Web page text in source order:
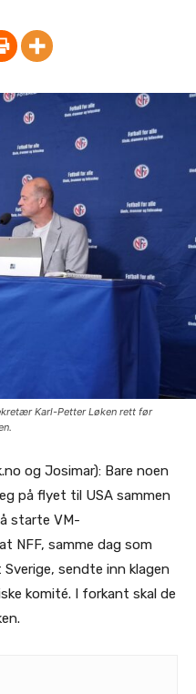
Karl-Petter Løken rett før
og Josimar): Bare noen
på flyet til USA sammen
starte VM-
NFF, samme dag som
sendte inn klagen
komité. I forkant skal de